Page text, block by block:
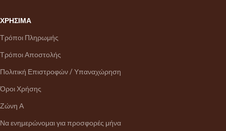
ΧΡΗΣΙΜΑ
Τρόποι Πληρωμής
Τρόποι Αποστολής
Πολιτική Επιστροφών / Υπαναχώρηση
Όροι Χρήσης
Ζώνη Α
Να ενημερώνομαι για προσφορές μήνα